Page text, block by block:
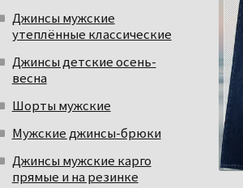
Джинсы мужские
утеплённые классические
Джинсы детские осень-
весна
Шорты мужские
Мужские джинсы-брюки
Джинсы мужские карго
прямые и на резинке